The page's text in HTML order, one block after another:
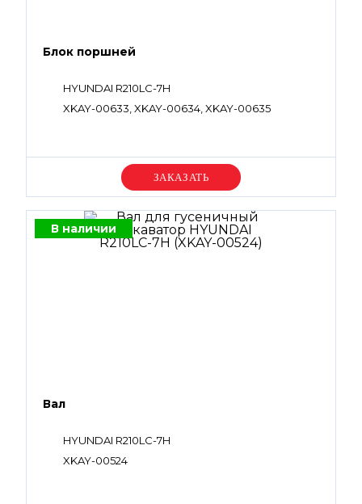
Блок поршней
HYUNDAI R210LC-7H
XKAY-00633, XKAY-00634, XKAY-00635
Уточняйте цену
В наличии
Вал
HYUNDAI R210LC-7H
XKAY-00524